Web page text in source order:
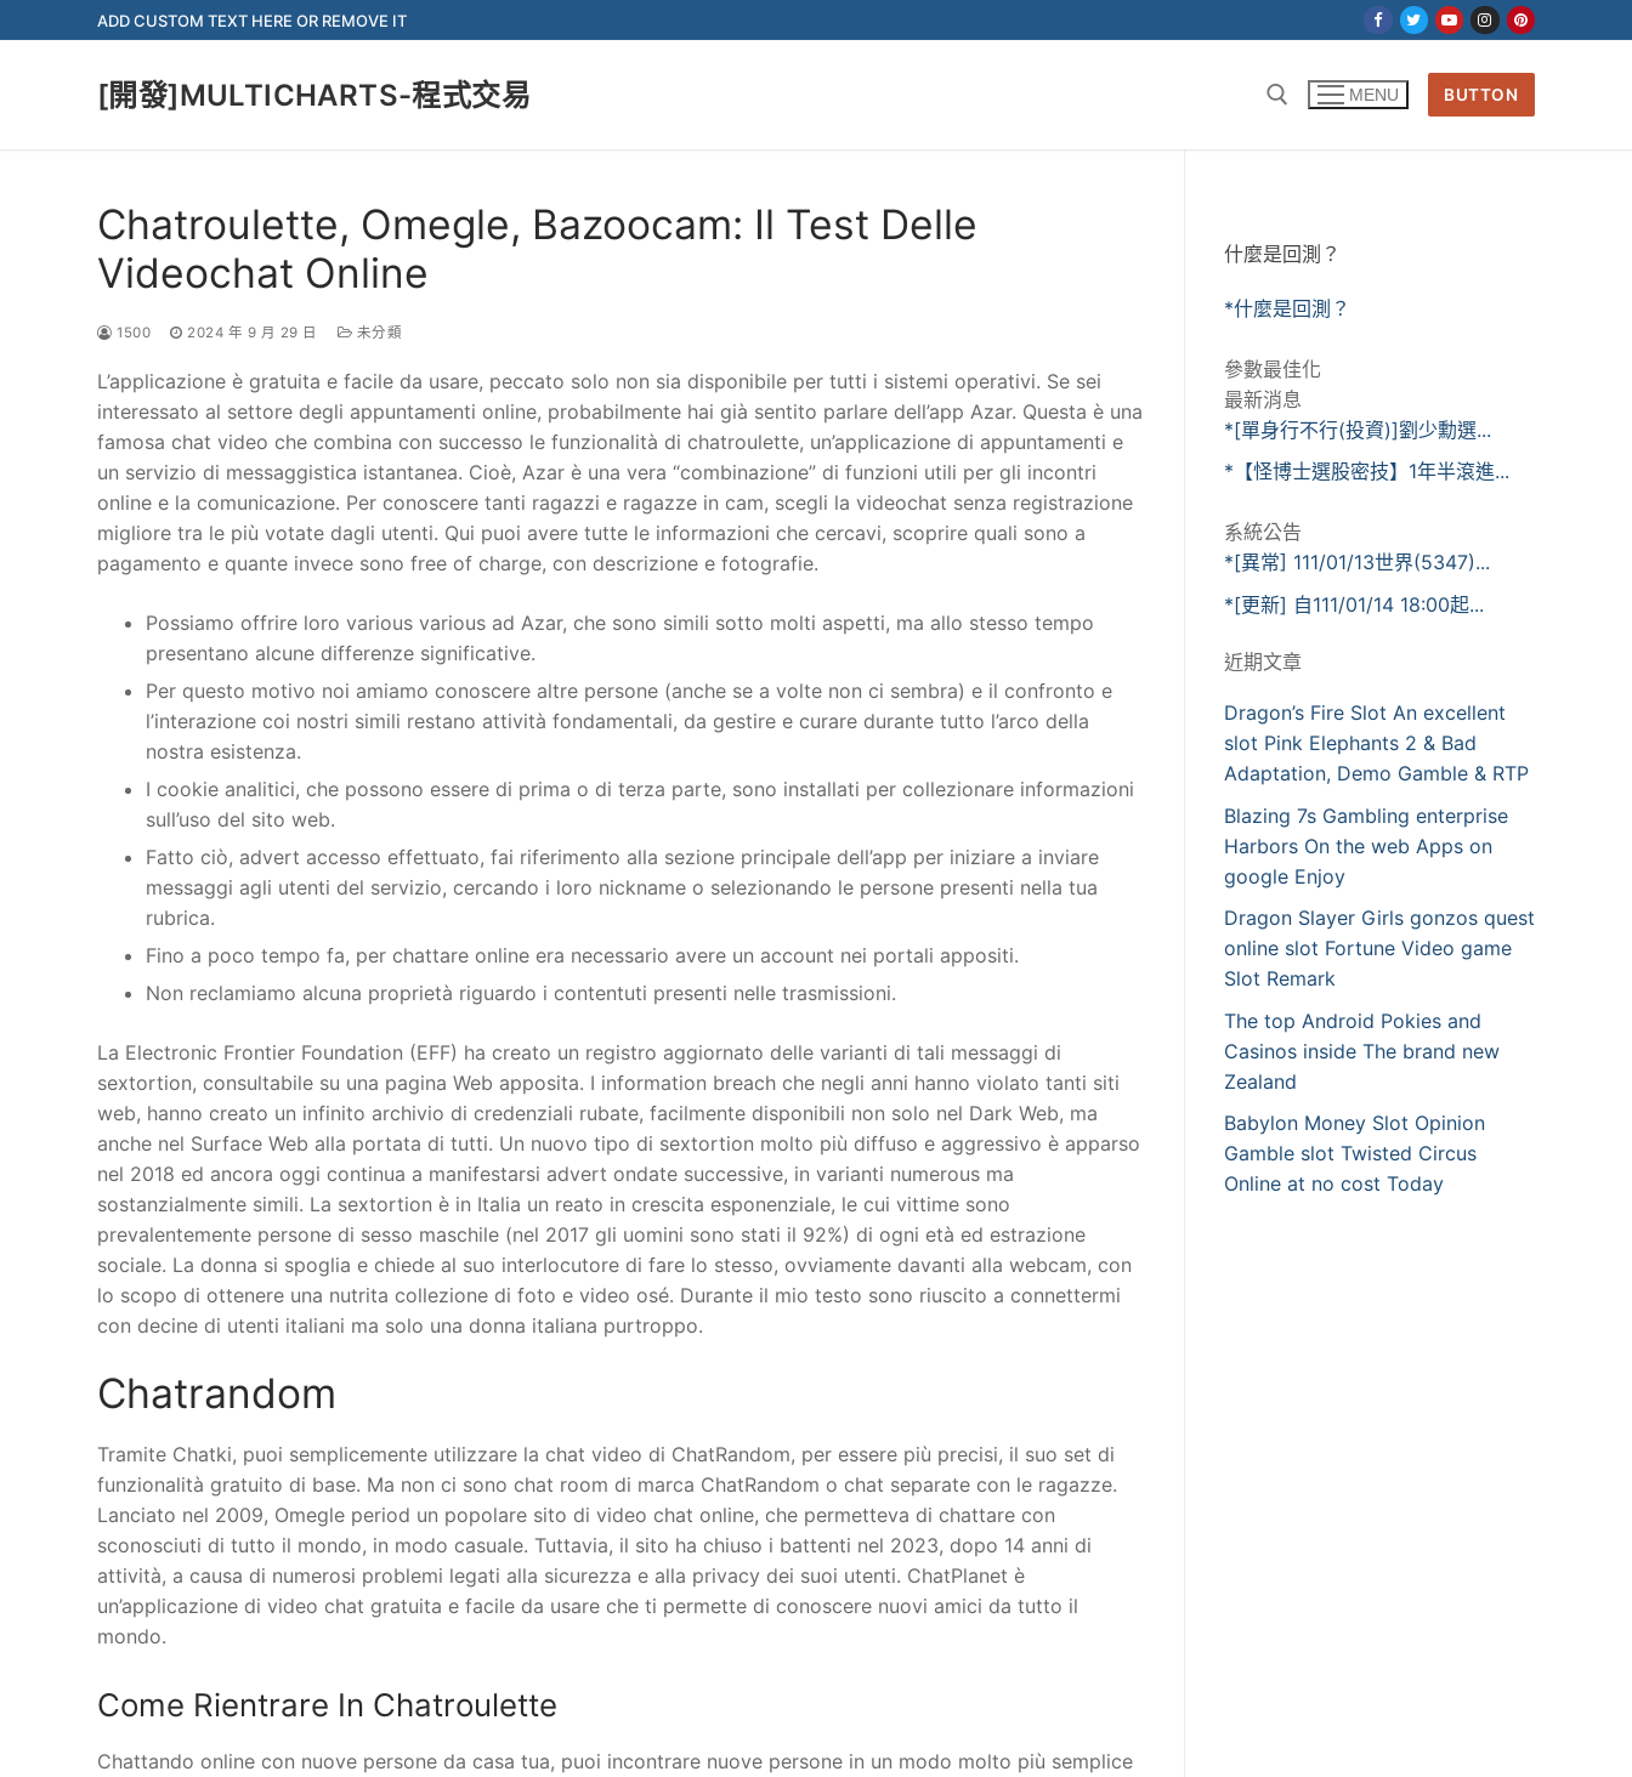
to
ADD CUSTOM TEXT HERE OR REMOVE IT
[開發]MULTICHARTS-程式交易 MENU BUTTON
Chatroulette, Omegle, Bazoocam: Il Test Delle
Videochat Online
1500 2024 年 9 月 29 日 未分類
L’applicazione è gratuita e facile da usare, peccato solo non sia disponibile per tutti i sistemi operativi. Se sei
interessato al settore degli appuntamenti online, probabilmente hai già sentito parlare dell’app Azar. Questa è una
famosa chat video che combina con successo le funzionalità di chatroulette, un’applicazione di appuntamenti e
un servizio di messaggistica istantanea. Cioè, Azar è una vera “combinazione” di funzioni utili per gli incontri
online e la comunicazione. Per conoscere tanti ragazzi e ragazze in cam, scegli la videochat senza registrazione
migliore tra le più votate dagli utenti. Qui puoi avere tutte le informazioni che cercavi, scoprire quali sono a
pagamento e quante invece sono free of charge, con descrizione e fotografie.
Possiamo offrire loro various various ad Azar, che sono simili sotto molti aspetti, ma allo stesso tempo
presentano alcune differenze significative.
Per questo motivo noi amiamo conoscere altre persone (anche se a volte non ci sembra) e il confronto e
l’interazione coi nostri simili restano attività fondamentali, da gestire e curare durante tutto l’arco della
nostra esistenza.
I cookie analitici, che possono essere di prima o di terza parte, sono installati per collezionare informazioni
sull’uso del sito web.
Fatto ciò, advert accesso effettuato, fai riferimento alla sezione principale dell’app per iniziare a inviare
messaggi agli utenti del servizio, cercando i loro nickname o selezionando le persone presenti nella tua
rubrica.
Fino a poco tempo fa, per chattare online era necessario avere un account nei portali appositi.
Non reclamiamo alcuna proprietà riguardo i contentuti presenti nelle trasmissioni.
La Electronic Frontier Foundation (EFF) ha creato un registro aggiornato delle varianti di tali messaggi di
sextortion, consultabile su una pagina Web apposita. I information breach che negli anni hanno violato tanti siti
web, hanno creato un infinito archivio di credenziali rubate, facilmente disponibili non solo nel Dark Web, ma
anche nel Surface Web alla portata di tutti. Un nuovo tipo di sextortion molto più diffuso e aggressivo è apparso
nel 2018 ed ancora oggi continua a manifestarsi advert ondate successive, in varianti numerous ma
sostanzialmente simili. La sextortion è in Italia un reato in crescita esponenziale, le cui vittime sono
prevalentemente persone di sesso maschile (nel 2017 gli uomini sono stati il 92%) di ogni età ed estrazione
sociale. La donna si spoglia e chiede al suo interlocutore di fare lo stesso, ovviamente davanti alla webcam, con
lo scopo di ottenere una nutrita collezione di foto e video osé. Durante il mio testo sono riuscito a connettermi
con decine di utenti italiani ma solo una donna italiana purtroppo.
Chatrandom
Tramite Chatki, puoi semplicemente utilizzare la chat video di ChatRandom, per essere più precisi, il suo set di
funzionalità gratuito di base. Ma non ci sono chat room di marca ChatRandom o chat separate con le ragazze.
Lanciato nel 2009, Omegle period un popolare sito di video chat online, che permetteva di chattare con
sconosciuti di tutto il mondo, in modo casuale. Tuttavia, il sito ha chiuso i battenti nel 2023, dopo 14 anni di
attività, a causa di numerosi problemi legati alla sicurezza e alla privacy dei suoi utenti. ChatPlanet è
un’applicazione di video chat gratuita e facile da usare che ti permette di conoscere nuovi amici da tutto il
mondo.
Come Rientrare In Chatroulette
Chattando online con nuove persone da casa tua, puoi incontrare nuove persone in un modo molto più semplice
什麼是回測？
*什麼是回測？
參數最佳化
最新消息
*[單身行不行(投資)]劉少勳選...
*【怪博士選股密技】1年半滾進...
系統公告
*[異常] 111/01/13世界(5347)...
*[更新] 自111/01/14 18:00起...
近期文章
Dragon’s Fire Slot An excellent
slot Pink Elephants 2 & Bad
Adaptation, Demo Gamble & RTP
Blazing 7s Gambling enterprise
Harbors On the web Apps on
google Enjoy
Dragon Slayer Girls gonzos quest
online slot Fortune Video game
Slot Remark
The top Android Pokies and
Casinos inside The brand new
Zealand
Babylon Money Slot Opinion
Gamble slot Twisted Circus
Online at no cost Today